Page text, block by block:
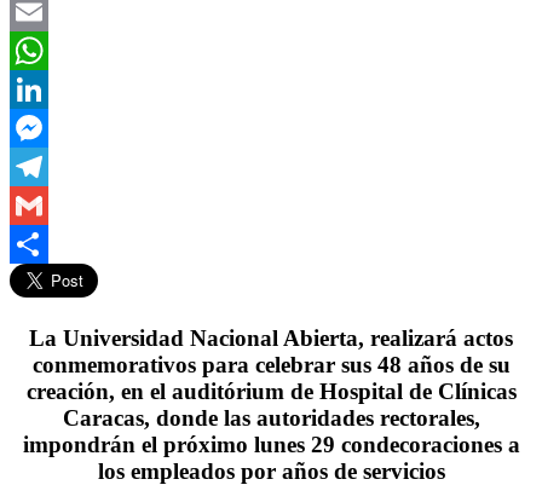
Twitter
Email
WhatsApp
LinkedIn
Messenger
Telegram
Gmail
Compartir
La Universidad Nacional Abierta, realizará actos
conmemorativos para celebrar sus 48 años de su
creación, en el auditórium de Hospital de Clínicas
Caracas, donde las autoridades rectorales,
impondrán el próximo lunes 29 condecoraciones a
los empleados por años de servicios